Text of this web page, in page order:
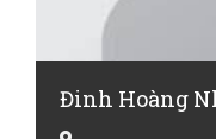
Đinh Hoàng